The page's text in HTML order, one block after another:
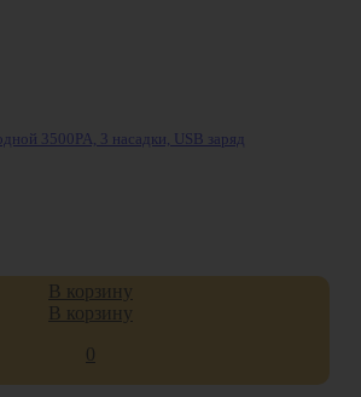
3500PA, 3 насадки, USB заряд
В корзину
В корзину
0